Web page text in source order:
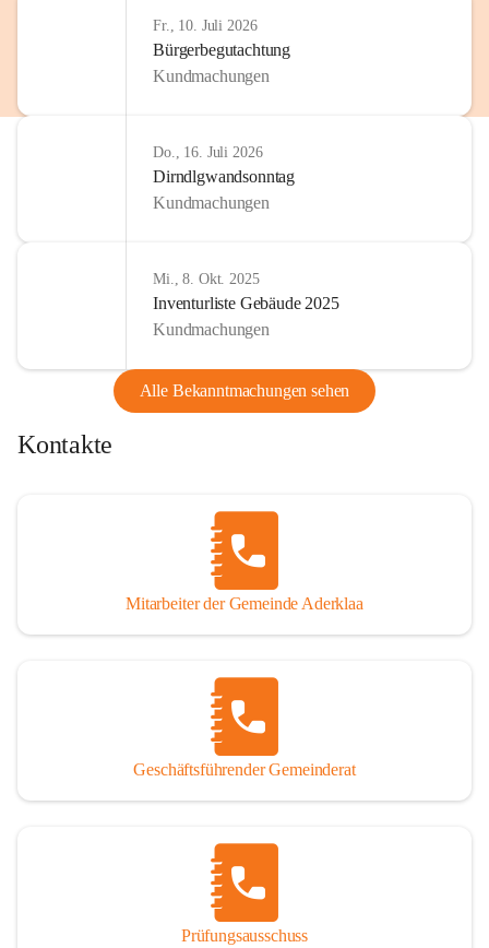
Fr., 10. Juli 2026
Bürgerbegutachtung
Kundmachungen
Do., 16. Juli 2026
Dirndlgwandsonntag
Kundmachungen
Mi., 8. Okt. 2025
Inventurliste Gebäude 2025
Kundmachungen
Alle Bekanntmachungen sehen
Kontakte
Mitarbeiter der Gemeinde Aderklaa
Geschäftsführender Gemeinderat
Prüfungsausschuss